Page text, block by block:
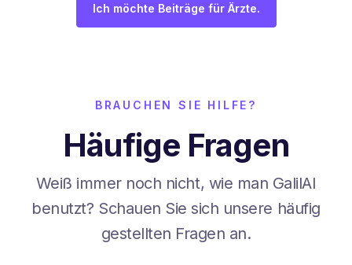
Ich möchte Beiträge für Ärzte.
BRAUCHEN SIE HILFE?
Häufige Fragen
Weiß immer noch nicht, wie man GalilAI
benutzt? Schauen Sie sich unsere häufig
gestellten Fragen an.